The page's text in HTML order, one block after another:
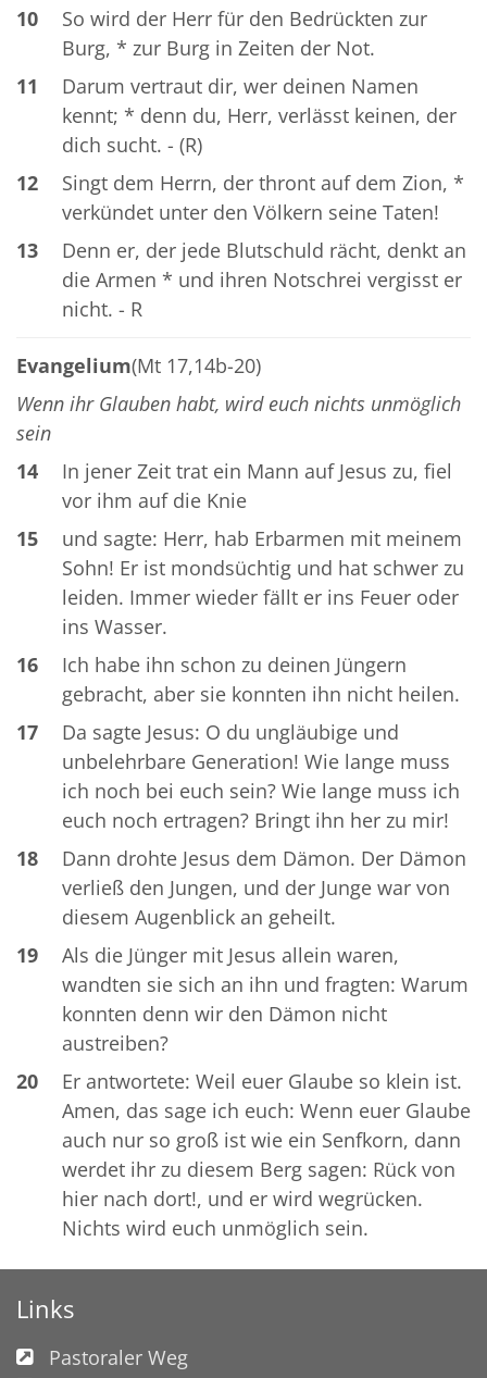
10
So wird der Herr für den Bedrückten zur
Burg, * zur Burg in Zeiten der Not.
11
Darum vertraut dir, wer deinen Namen
kennt; * denn du, Herr, verlässt keinen, der
dich sucht. - (R)
12
Singt dem Herrn, der thront auf dem Zion, *
verkündet unter den Völkern seine Taten!
13
Denn er, der jede Blutschuld rächt, denkt an
die Armen * und ihren Notschrei vergisst er
nicht. - R
Evangelium(Mt 17,14b-20)
Wenn ihr Glauben habt, wird euch nichts unmöglich
sein
14
In jener Zeit trat ein Mann auf Jesus zu, fiel
vor ihm auf die Knie
15
und sagte: Herr, hab Erbarmen mit meinem
Sohn! Er ist mondsüchtig und hat schwer zu
leiden. Immer wieder fällt er ins Feuer oder
ins Wasser.
16
Ich habe ihn schon zu deinen Jüngern
gebracht, aber sie konnten ihn nicht heilen.
17
Da sagte Jesus: O du ungläubige und
unbelehrbare Generation! Wie lange muss
ich noch bei euch sein? Wie lange muss ich
euch noch ertragen? Bringt ihn her zu mir!
18
Dann drohte Jesus dem Dämon. Der Dämon
verließ den Jungen, und der Junge war von
diesem Augenblick an geheilt.
19
Als die Jünger mit Jesus allein waren,
wandten sie sich an ihn und fragten: Warum
konnten denn wir den Dämon nicht
austreiben?
20
Er antwortete: Weil euer Glaube so klein ist.
Amen, das sage ich euch: Wenn euer Glaube
auch nur so groß ist wie ein Senfkorn, dann
werdet ihr zu diesem Berg sagen: Rück von
hier nach dort!, und er wird wegrücken.
Nichts wird euch unmöglich sein.
Links
Pastoraler Weg